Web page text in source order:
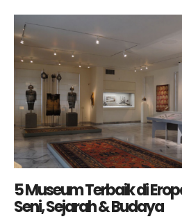
5 Museum Terbaik di
Seni, Sejarah & Budaya